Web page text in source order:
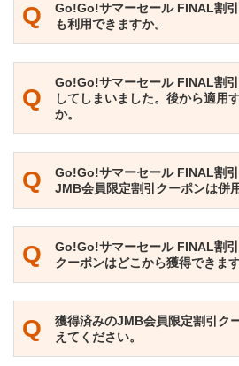
Q
Go!Go!サマーセール FINAL割
も利用できますか。
Q
Go!Go!サマーセール FINAL割
してしまいました。後から適用
か。
Q
Go!Go!サマーセール FINAL割
JMB会員限定割引クーポンは併
Q
Go!Go!サマーセール FINAL割
クーポンはどこから獲得できま
Q
獲得済みのJMB会員限定割引ク
えてください。